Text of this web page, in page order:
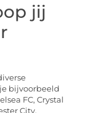
jij
bijvoorbeeld
FC, Crystal
City,